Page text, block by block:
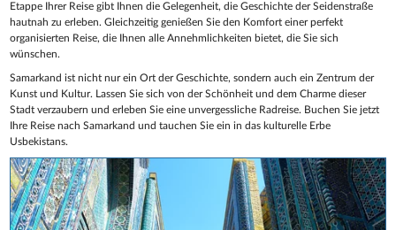
Etappe Ihrer Reise gibt Ihnen die Gelegenheit, die Geschichte der Seidenstraße
hautnah zu erleben. Gleichzeitig genießen Sie den Komfort einer perfekt
organisierten Reise, die Ihnen alle Annehmlichkeiten bietet, die Sie sich
wünschen.
Samarkand ist nicht nur ein Ort der Geschichte, sondern auch ein Zentrum der
Kunst und Kultur. Lassen Sie sich von der Schönheit und dem Charme dieser
Stadt verzaubern und erleben Sie eine unvergessliche Radreise. Buchen Sie jetzt
Ihre Reise nach Samarkand und tauchen Sie ein in das kulturelle Erbe
Usbekistans.